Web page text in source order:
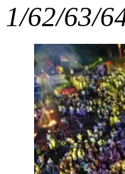
1/62/63/6